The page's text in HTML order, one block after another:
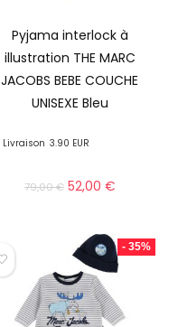
Pyjama interlock à
illustration THE MARC
JACOBS BEBE COUCHE
UNISEXE Bleu
Livraison 3.90 EUR
79,00€ 52,00 €
- 35%